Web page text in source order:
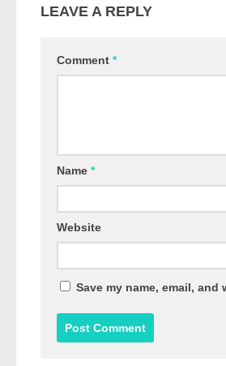
LEAVE A REPLY
Comment *
Name *
Website
Save my name, email,